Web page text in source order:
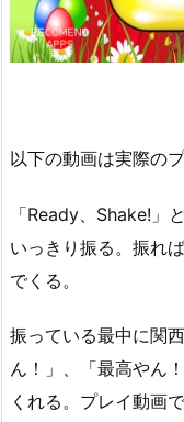
以下の動画は実際のプ
「Ready、Shake!」
いっきり振る。振れ
でくる。
振っている最中に関
ん！」、「最高やん
くれる。プレイ動画